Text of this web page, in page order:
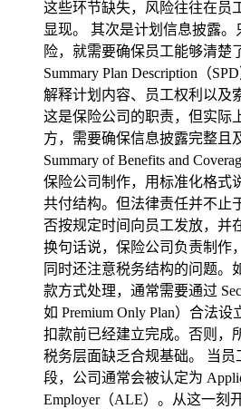
这些环节缺失，风险往往在员
显现。 其次是计划信息披露
险，就需要确保员工能够清楚
Summary Plan Description（
解释计划内容、员工权利以及
这是保险公司的职责，但实际
方，需要确保信息披露完整且
Summary of Benefits and
保险公司制作，用标准化格式
共付结构。但法律责任并不止
否按规定时间向员工发放，并
换句话说，保险公司负责制作
同时还注意税务结构的问题。
款方式处理，通常需要通过
如 Premium Only Plan）合法
扣款前已经建立完成。否则，
税务层面缺乏合规基础。 当员
段，公司通常会被认定为
Employer（ALE）。从这一刻